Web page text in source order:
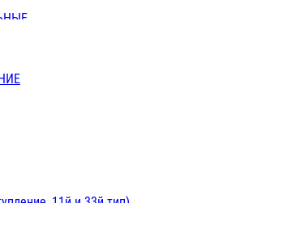
11й и 33й тип)